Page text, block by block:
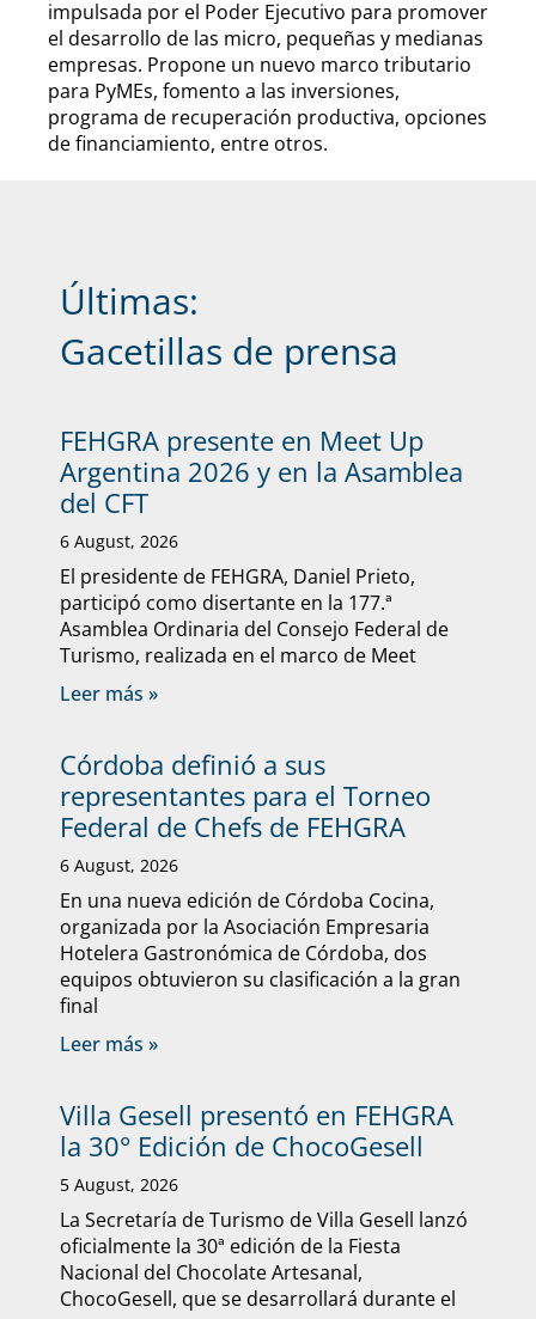
impulsada por el Poder Ejecutivo para promover
el desarrollo de las micro, pequeñas y medianas
empresas. Propone un nuevo marco tributario
para PyMEs, fomento a las inversiones,
programa de recuperación productiva, opciones
de financiamiento, entre otros.
Últimas:
Gacetillas de prensa
FEHGRA presente en Meet Up
Argentina 2026 y en la Asamblea
del CFT
6 August, 2026
El presidente de FEHGRA, Daniel Prieto,
participó como disertante en la 177.ª
Asamblea Ordinaria del Consejo Federal de
Turismo, realizada en el marco de Meet
Leer más »
Córdoba definió a sus
representantes para el Torneo
Federal de Chefs de FEHGRA
6 August, 2026
En una nueva edición de Córdoba Cocina,
organizada por la Asociación Empresaria
Hotelera Gastronómica de Córdoba, dos
equipos obtuvieron su clasificación a la gran
final
Leer más »
Villa Gesell presentó en FEHGRA
la 30° Edición de ChocoGesell
5 August, 2026
La Secretaría de Turismo de Villa Gesell lanzó
oficialmente la 30ª edición de la Fiesta
Nacional del Chocolate Artesanal,
ChocoGesell, que se desarrollará durante el